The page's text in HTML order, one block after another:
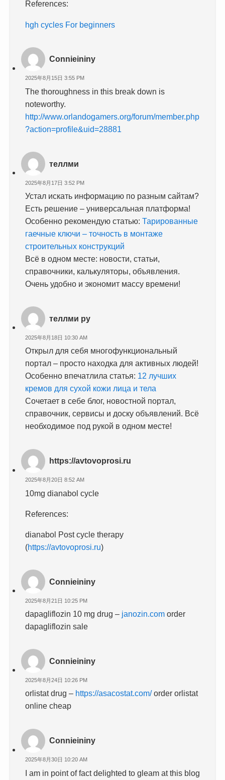
References:
hgh cycles For beginners
Connieininy
2025年8月15日 3:55 PM
The thoroughness in this break down is
noteworthy.
http://www.orlandogamers.org/forum/member.php
?action=profile&uid=28881
теллми
2025年8月17日 3:52 PM
Устал искать информацию по разным сайтам?
Есть решение – универсальная платформа!
Особенно рекомендую статью:Тарированные
гаечные ключи – точность в монтаже
строительных конструкций
Всё в одном месте: новости, статьи,
справочники, калькуляторы, объявления.
Очень удобно и экономит массу времени!
теллми ру
2025年8月18日 10:30 AM
Открыл для себя многофункциональный
портал – просто находка для активных людей!
Особенно впечатлила статья: 12 лучших
кремов для сухой кожи лица и тела
Сочетает в себе блог, новостной портал,
справочник, сервисы и доску объявлений. Всё
необходимое под рукой в одном месте!
https://avtovoprosi.ru
2025年8月20日 8:52 AM
10mg dianabol cycle
References:
dianabol Post cycle therapy
(https://avtovoprosi.ru)
Connieininy
2025年8月21日 10:25 PM
dapagliflozin 10 mg drug – janozin.com order
dapagliflozin sale
Connieininy
2025年8月24日 10:26 PM
orlistat drug – https://asacostat.com/order orlistat
online cheap
Connieininy
2025年8月30日 10:20 AM
I am in point of fact delighted to gleam at this blog